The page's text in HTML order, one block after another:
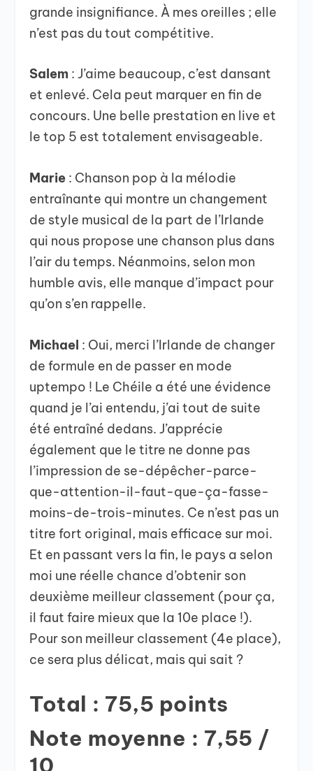
grande insignifiance. À mes oreilles ; elle
n’est pas du tout compétitive.
Salem : J’aime beaucoup, c’est dansant
et enlevé. Cela peut marquer en fin de
concours. Une belle prestation en live et
le top 5 est totalement envisageable.
Marie : Chanson pop à la mélodie
entraînante qui montre un changement
de style musical de la part de l’Irlande
qui nous propose une chanson plus dans
l’air du temps. Néanmoins, selon mon
humble avis, elle manque d’impact pour
qu’on s’en rappelle.
Michael : Oui, merci l’Irlande de changer
de formule en de passer en mode
uptempo ! Le Chéile a été une évidence
quand je l’ai entendu, j’ai tout de suite
été entraîné dedans. J’apprécie
également que le titre ne donne pas
l’impression de se-dépêcher-parce-
que-attention-il-faut-que-ça-fasse-
moins-de-trois-minutes. Ce n’est pas un
titre fort original, mais efficace sur moi.
Et en passant vers la fin, le pays a selon
moi une réelle chance d’obtenir son
deuxième meilleur classement (pour ça,
il faut faire mieux que la 10e place !).
Pour son meilleur classement (4e place),
ce sera plus délicat, mais qui sait ?
Total : 75,5 points
Note moyenne : 7,55 /
10